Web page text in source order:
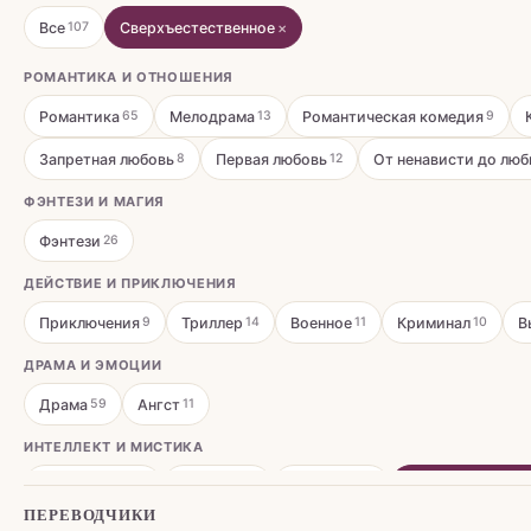
Все107 Сверхъестественное ×
РОМАНТИКА И ОТНОШЕНИЯ
Романтика65 Мелодрама13 Романтическая комедия9
Запретная любовь8 Первая любовь12 От ненависти до
ФЭНТЕЗИ И МАГИЯ
Фэнтези 26
ДЕЙСТВИЕ И ПРИКЛЮЧЕНИЯ
Приключения9 Триллер 14 Военное11 Криминал10
ДРАМА И ЭМОЦИИ
Драма 59 Ангст11
ИНТЕЛЛЕКТ И МИСТИКА
Психология34 Мистика11 Детектив12
ПЕРЕВОДЧИКИ